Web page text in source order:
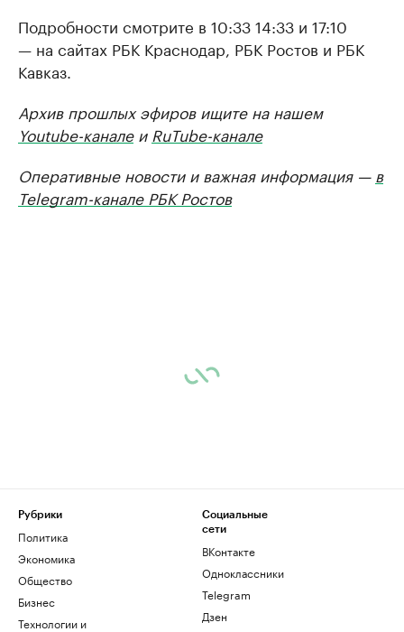
Подробности смотрите в 10:33 14:33 и 17:10
— на сайтах РБК Краснодар, РБК Ростов и РБК
Кавказ.
Архив прошлых эфиров ищите на нашем
Youtube-каналеи RuTube-канале
Оперативные новости и важная информация — в
Telegram-канале РБК Ростов
Рубрики
Политика
Экономика
Общество
Бизнес
Технологии и
Социальные
сети
ВКонтакте
Одноклассники
Telegram
Дзен